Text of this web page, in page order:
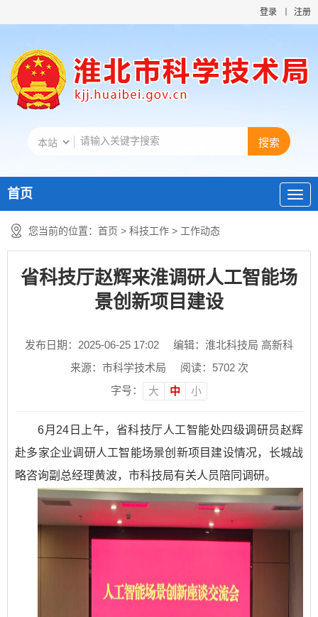
登录 注册
首页
您当前的位置： 首页 > 科技工作 > 工作动态
省科技厅赵辉来淮调研人工智能场
景创新项目建设
发布日期：2025-06-25 17:02
编辑：淮北科技局 高新科
来源：市科学技术局
阅读： 5702次
字号：
大 中 小
6月24日上午，省科技厅人工智能处四级调研员赵辉
赴多家企业调研人工智能场景创新项目建设情况，长城战
略咨询副总经理黄波，市科技局有关人员陪同调研。